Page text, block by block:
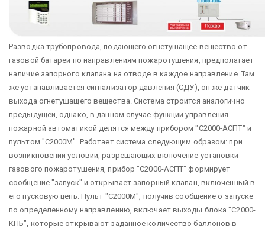
Разводка трубопровода, подающего огнетушащее вещество от
газовой батареи по направлениям пожаротушения, предполагает
наличие запорного клапана на отводе в каждое направление. Там
же устанавливается сигнализатор давления (СДУ), он же датчик
выхода огнетушащего вещества. Система строится аналогично
предыдущей, однако, в данном случае функции управления
пожарной автоматикой делятся между прибором "С2000-АСПТ" и
пультом "С2000М". Работает система следующим образом: при
возникновении условий, разрешающих включение установки
газового пожаротушения, прибор "С2000-АСПТ" формирует
сообщение "запуск" и открывает запорный клапан, включенный в
его пусковую цепь. Пульт "С2000М", получив сообщение о запуске
по определенному направлению, включает выходы блока "С2000-
КПБ", которые открывают заданное количество баллонов в